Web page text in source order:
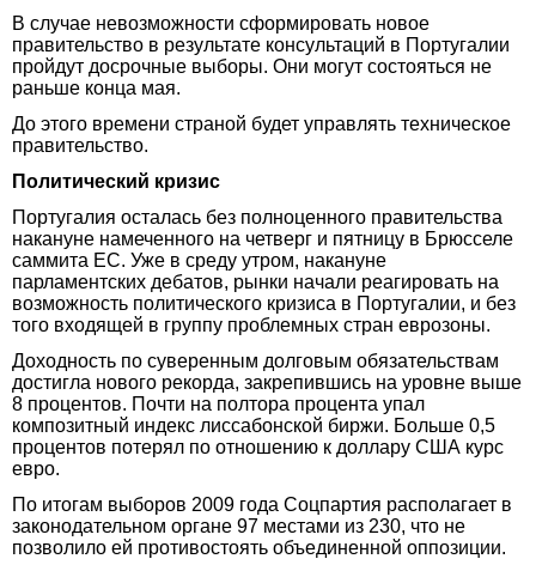
В случае невозможности сформировать новое
правительство в результате консультаций в Португалии
пройдут досрочные выборы. Они могут состояться не
раньше конца мая.
До этого времени страной будет управлять техническое
правительство.
Политический кризис
Португалия осталась без полноценного правительства
накануне намеченного на четверг и пятницу в Брюсселе
саммита ЕС. Уже в среду утром, накануне
парламентских дебатов, рынки начали реагировать на
возможность политического кризиса в Португалии, и без
того входящей в группу проблемных стран еврозоны.
Доходность по суверенным долговым обязательствам
достигла нового рекорда, закрепившись на уровне выше
8 процентов. Почти на полтора процента упал
композитный индекс лиссабонской биржи. Больше 0,5
процентов потерял по отношению к доллару США курс
евро.
По итогам выборов 2009 года Соцпартия располагает в
законодательном органе 97 местами из 230, что не
позволило ей противостоять объединенной оппозиции.